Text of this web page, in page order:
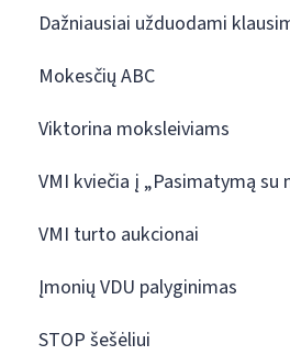
Dažniausiai užduodami
Mokesčių ABC
Viktorina moksleiviams
VMI kviečia į „Pasimatymą su
VMI turto aukcionai
Įmonių VDU palyginimas
STOP šešėliui